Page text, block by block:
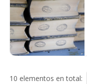
10 elementos en total: